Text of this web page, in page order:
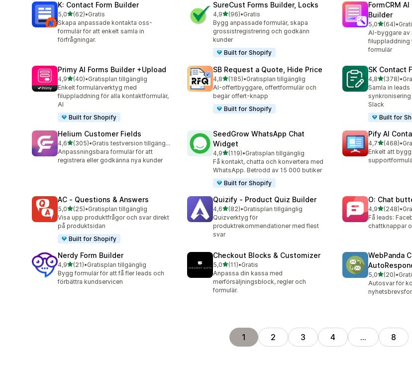
K: Contact Form Builder
5,0av 5 stjärnor
(62)
62 recensioner totalt
•Gratis
Skapa anpassade kontakta oss-
formulär för att enkelt samla in
förfrågningar.
SureCust Forms Builder, Locks
4,9av 5 stjärnor
(96)
96 recensioner totalt
•Gratis
Bygg anpassade formulär, skapa
grossistregistrering och godkänn
kunder
Built for Shopify
FormCRM
Builder
5,0av 5(64)
64 •
AI-byggare av
filuppladdning
formulär
Primy AI Forms Builder +Upload
4,9av 5 stjärnor
(40)
40 recensioner totalt
•Gratisplan tillgänglig
Enkelt formulärverktyg med
filuppladdning för alla kontaktformulär,
AI
Built for Shopify
SB Request a Quote, Hide Price
4,8av 5 stjärnor
(185)
185 recensioner totalt
•Gratisplan tillgänglig
AI-offertbyggare, offertformulär och
begär offert-knapp
Built for Shopify
SK Contact
4,8av 5(378)
378 •
Samla in leads
Slack
Built for
Helium Customer Fields
4,6av 5 stjärnor
(305)
305 recensioner totalt
•
Gratis testversion tillgänglig
Anpassningsbara formulär för att
registrera eller godkänna nya kunder
SeedGrow WhatsApp Chat
Widget
4,9av 5 stjärnor
(119)
119 recensioner totalt
•Gratisplan tillgänglig
Få kontakt, chatta och konvertera med
WhatsApp. Betrodd av 15 000 butiker
Built for Shopify
Pify AI
4,7av 5(468)
468 •
Enkelt att
AC ‑ Questions & Answers
5,0av 5 stjärnor
(25)
25 recensioner totalt
•Gratisplan tillgänglig
Visa upp produktfrågor och svar direkt
på produktsidan
Built for Shopify
Quizify ‑ Product Quiz Builder
4,6av 5 stjärnor
(82)
82 recensioner totalt
•Gratisplan tillgänglig
Quizverktyg för
produktrekommendationer med flest
svar
O: Chat
4,9av 5(248)
248 •
Få leads:
chattknappar
Nerdy Form Builder
4,9av 5 stjärnor
(21)
21 recensioner totalt
•Gratisplan tillgänglig
Bygg formulär för att få fler leads och
förbättra kundservicen
Checkout Blocks & Customizer
5,0av 5 stjärnor
(11)
11 recensioner totalt
•Gratis
Anpassa din kassa med
merförsäljningsblock, regler och
formulär.
WebPanda
5,0av 5(20)
20 •
Autosvar för
1 2 3 4 … 8